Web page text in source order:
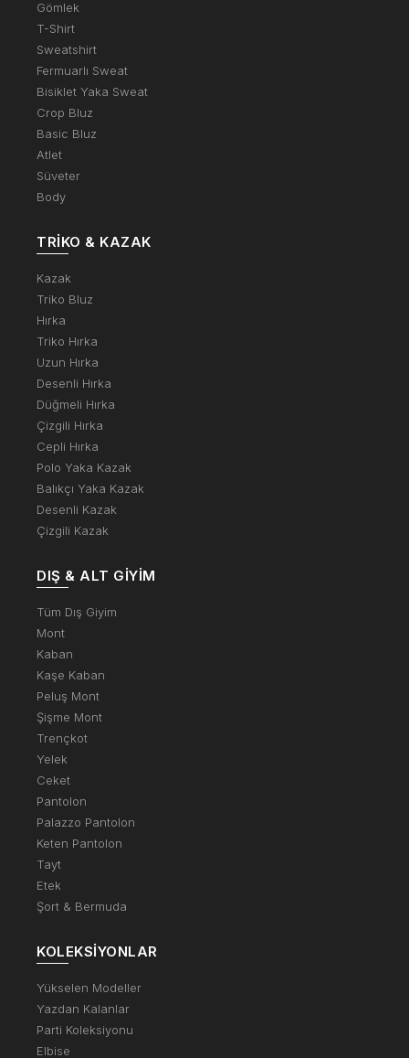
Gömlek
T-Shirt
Sweatshirt
Fermuarlı Sweat
Bisiklet Yaka Sweat
Crop Bluz
Basic Bluz
Atlet
Süveter
Body
TRIKO & KAZAK
Kazak
Triko Bluz
Hırka
Triko Hırka
Uzun Hırka
Desenli Hırka
Düğmeli Hırka
Çizgili Hırka
Cepli Hırka
Polo Yaka Kazak
Balıkçı Yaka Kazak
Desenli Kazak
Çizgili Kazak
DIŞ & ALT GIYIM
Tüm Dış Giyim
Mont
Kaban
Kaşe Kaban
Peluş Mont
Şişme Mont
Trençkot
Yelek
Ceket
Pantolon
Palazzo Pantolon
Keten Pantolon
Tayt
Etek
Şort & Bermuda
KOLEKSIYONLAR
Yükselen Modeller
Yazdan Kalanlar
Parti Koleksiyonu
Elbise